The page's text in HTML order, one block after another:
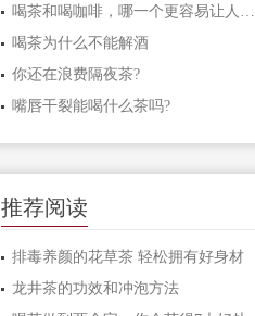
喝茶和喝咖啡，哪一个更容易让人兴奋?
喝茶为什么不能解酒
你还在浪费隔夜茶?
嘴唇干裂能喝什么茶吗?
推荐阅读
排毒养颜的花草茶 轻松拥有好身材
龙井茶的功效和冲泡方法